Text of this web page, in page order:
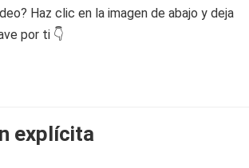
Haz clic en la imagen de abajo y deja
por ti 👇
explícita